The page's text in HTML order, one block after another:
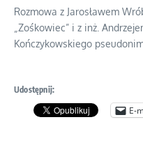
Rozmowa z Jarosławem
„Zośkowiec” i z inż.
Kończykowskiego
Udostępnij:
E-